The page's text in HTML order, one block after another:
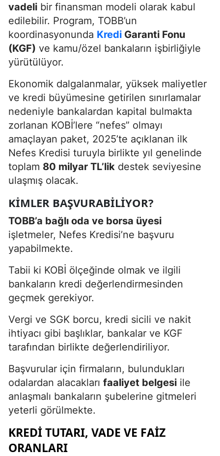
vadeli bir finansman modeli olarak kabul
edilebilir. Program, TOBB’un
koordinasyonunda Kredi Garanti Fonu
(KGF) ve kamu/özel bankaların işbirliğiyle
yürütülüyor.
Ekonomik dalgalanmalar, yüksek maliyetler
ve kredi büyümesine getirilen sınırlamalar
nedeniyle bankalardan kapital bulmakta
zorlanan KOBİ’lere “nefes” olmayı
amaçlayan paket, 2025’te açıklanan ilk
Nefes Kredisi turuyla birlikte yıl genelinde
toplam 80 milyar TL’lik destek seviyesine
ulaşmış olacak.
KIMLER BAŞVURABILIYOR?
TOBB’a bağlı oda ve borsa üyesi
işletmeler, Nefes Kredisi’ne başvuru
yapabilmekte.
Tabii ki KOBİ ölçeğinde olmak ve ilgili
bankaların kredi değerlendirmesinden
geçmek gerekiyor.
Vergi ve SGK borcu, kredi sicili ve nakit
ihtiyacı gibi başlıklar, bankalar ve KGF
tarafından birlikte değerlendiriliyor.
Başvurular için firmaların, bulundukları
odalardan alacakları faaliyet belgesi ile
anlaşmalı bankaların şubelerine gitmeleri
yeterli görülmekte.
KREDI TUTARI, VADE VE FAIZ
ORANLARI